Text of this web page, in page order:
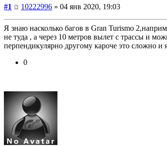
#1
10222996 » 04 янв 2020, 19:03
Я знаю насколько багов в Gran Turismo
не туда , а через 10 метров вылет с трассы и
перпендикулярно другому кароче это сложно и
0